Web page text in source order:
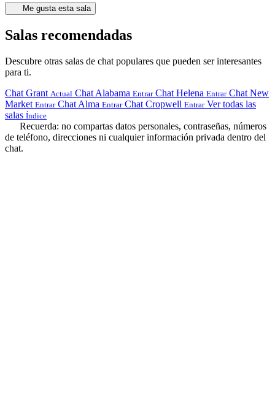
Me gusta esta sala
Salas recomendadas
Descubre otras salas de chat populares que pueden ser interesantes
para ti.
Chat Grant Actual Chat Alabama Entrar Chat Helena Entrar Chat New
Market Entrar Chat Alma Entrar Chat Cropwell Entrar Ver todas las
salas Índice
Recuerda: no compartas datos personales, contraseñas, números
de teléfono, direcciones ni cualquier información privada dentro del
chat.